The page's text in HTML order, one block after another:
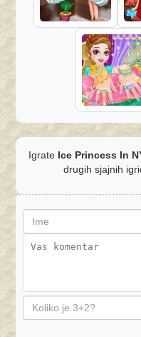
Igrate Ice Princess In
drugih sjajnih